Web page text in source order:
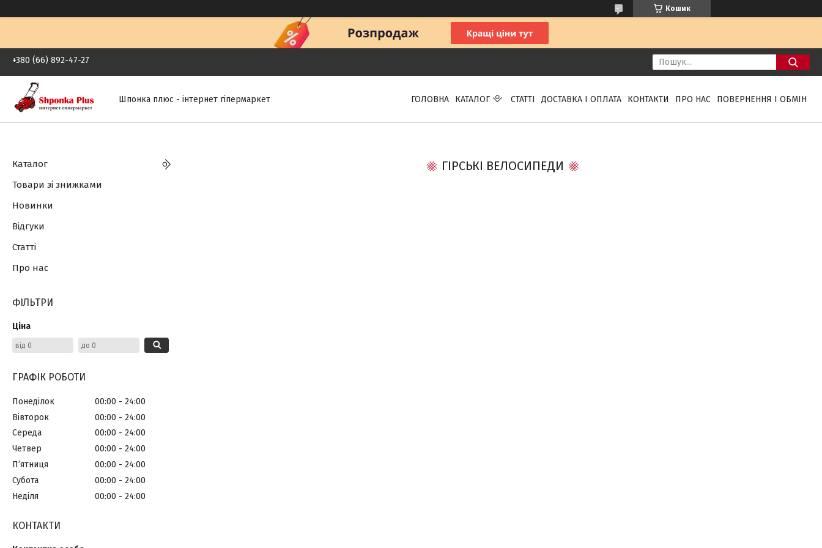
Кошик
+380 (66) 892-47-27
Шпонка плюс - інтернет гіпермаркет ГОЛОВНА КАТАЛОГ СТАТТІ ДОСТАВКА І ОПЛАТА КОНТАКТИ ПРО НАС ПОВЕРНЕННЯ І ОБМІН
ГІРСЬКІ ВЕЛОСИПЕДИ
Каталог
Товари зі знижками
Новинки
Відгуки
Статті
Про нас
ФІЛЬТРИ
Ціна
ГРАФІК РОБОТИ
Понеділок 00:00
24:00
Вівторок
00:00
24:00
Середа
00:00
24:00
Четвер
00:00
24:00
Пʼятниця
00:00
24:00
Субота
00:00
24:00
Неділя
00:00 24:00
КОНТАКТИ